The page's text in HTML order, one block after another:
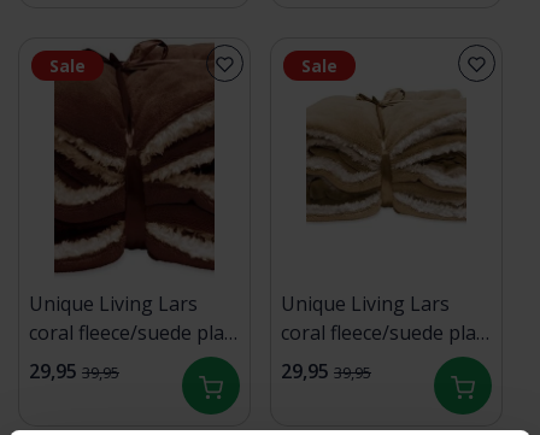
Sale
Unique Living Lars
coral fleece/suede plaid
150x200cm Rocky
29,95 39,95
Sale
Unique Living Lars
coral fleece/suede plaid
150x200cm Latte
29,95 39,95